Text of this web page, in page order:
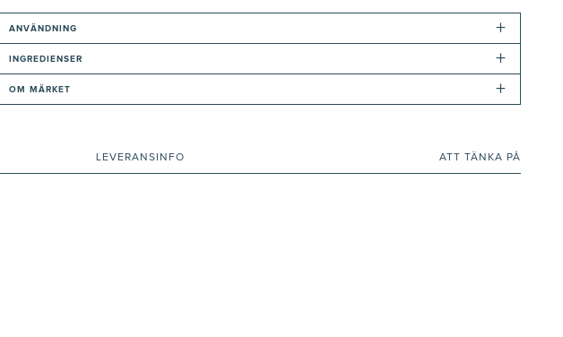
ANVÄNDNING +
INGREDIENSER +
OM MÄRKET +
LEVERANSINFO ATT TÄNKA PÅ